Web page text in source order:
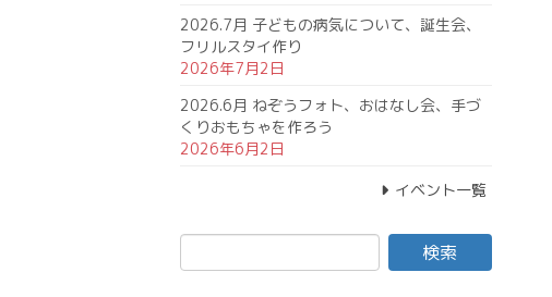
2026.7月 子どもの病気について、誕生会、
フリルスタイ作り
2026年7月2日
2026.6月 ねぞうフォト、おはなし会、手づ
くりおもちゃを作ろう
2026年6月2日
イベント一覧